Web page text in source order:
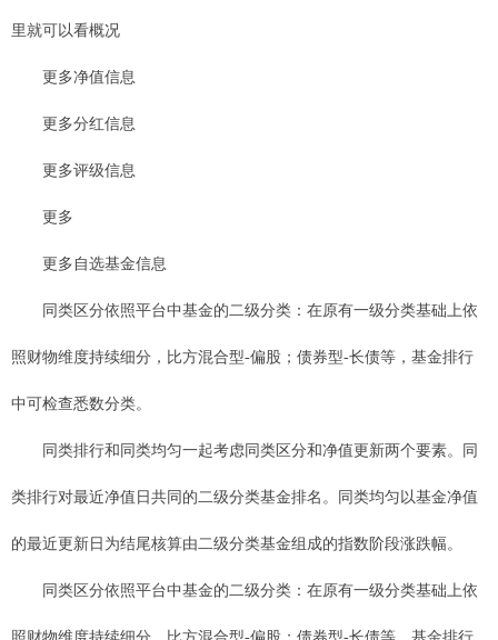
里就可以看概况
更多净值信息
更多分红信息
更多评级信息
更多
更多自选基金信息
同类区分依照平台中基金的二级分类：在原有一级分类基础上依
照财物维度持续细分，比方混合型-偏股；债券型-长债等，基金排行
中可检查悉数分类。
同类排行和同类均匀一起考虑同类区分和净值更新两个要素。同
类排行对最近净值日共同的二级分类基金排名。同类均匀以基金净值
的最近更新日为结尾核算由二级分类基金组成的指数阶段涨跌幅。
同类区分依照平台中基金的二级分类：在原有一级分类基础上依